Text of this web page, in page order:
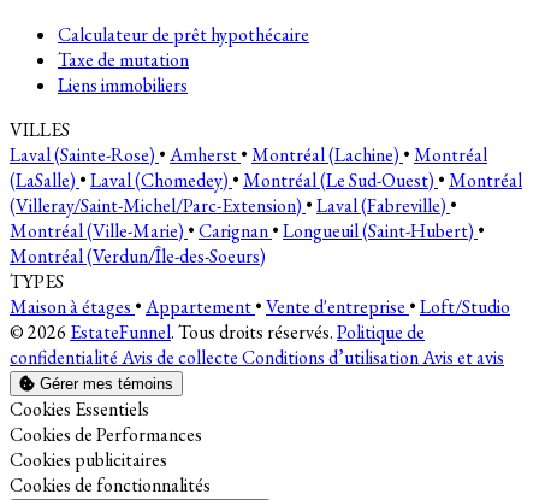
Calculateur de prêt hypothécaire
Taxe de mutation
Liens immobiliers
VILLES
Laval (Sainte-Rose) •Amherst•Montréal (Lachine) •Montréal
(LaSalle) •Laval (Chomedey) •Montréal (Le Sud-Ouest) •Montréal
(Villeray/Saint-Michel/Parc-Extension) •Laval (Fabreville) •
Montréal (Ville-Marie) •Carignan•Longueuil (Saint-Hubert) •
Montréal (Verdun/Île-des-Soeurs)
TYPES
Maison à étages •Appartement•Vente d'entreprise •Loft/Studio
© 2026 EstateFunnel. Tous droits réservés.Politique de
confidentialitéAvis de collecteConditions d’utilisationAvis et avis
Gérer mes témoins
Activer
Cookies Essentiels
Activer
Cookies de Performances
Activer
Cookies publicitaires
Activer
Cookies de fonctionnalités